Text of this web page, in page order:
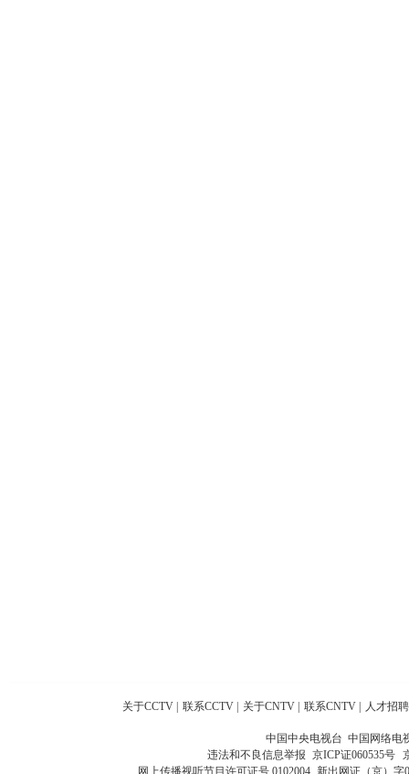
关于CCTV 联系CCTV 关于CNTV 联系CNTV 人才招聘
中国中央电视台 中国网络电
违法和不良信息举报 京ICP证060535号
网上传播视听节目许可证号 0102004 新出网证（京）